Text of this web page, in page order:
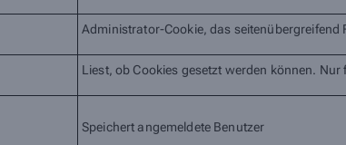
Administrator-Cookie, das seitenübergreifend
Liest, ob Cookies gesetzt werden können.
Speichert angemeldete Benutzer